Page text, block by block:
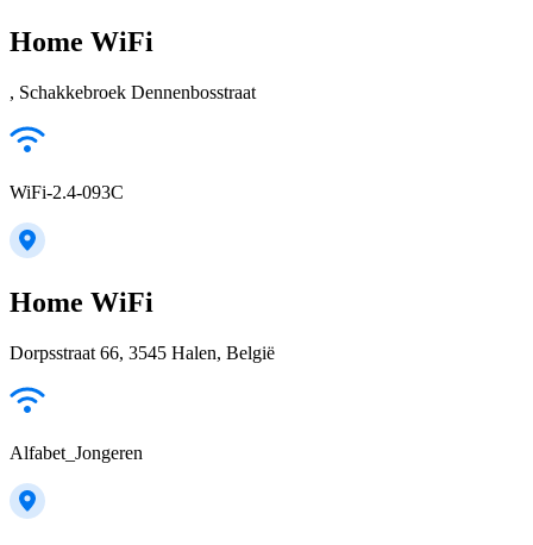
Home WiFi
, Schakkebroek Dennenbosstraat
WiFi-2.4-093C
Home WiFi
Dorpsstraat 66, 3545 Halen, België
Alfabet_Jongeren